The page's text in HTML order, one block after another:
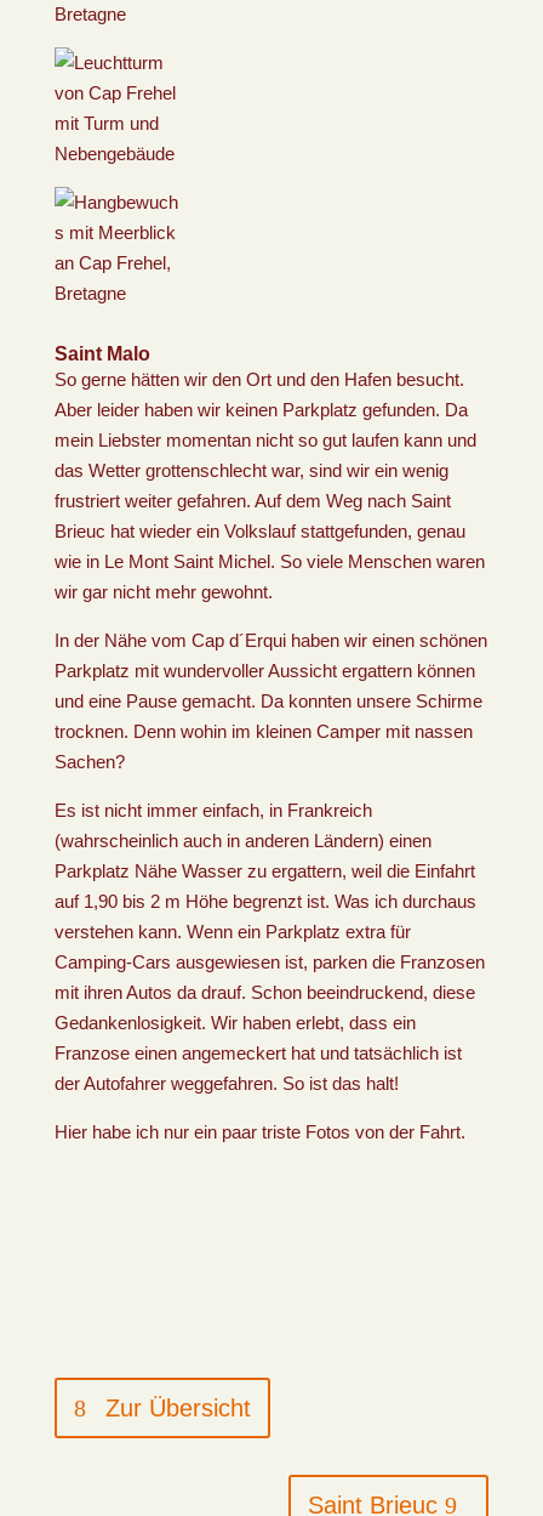
SaintMalo
So gerne hätten wir den Ort und den Hafen besucht.
Aber leider haben wir keinen Parkplatz gefunden. Da
mein Liebster momentan nicht so gut laufen kann und
das Wetter grottenschlecht war, sind wir ein wenig
frustriert weiter gefahren. Auf dem Weg nach Saint
Brieuc hat wieder ein Volkslauf stattgefunden, genau
wie in Le Mont Saint Michel. So viele Menschen waren
wir gar nicht mehr gewohnt.
In der Nähe vom Cap d´Erqui haben wir einen schönen
Parkplatz mit wundervoller Aussicht ergattern können
und eine Pause gemacht. Da konnten unsere Schirme
trocknen. Denn wohin im kleinen Camper mit nassen
Sachen?
Es ist nicht immer einfach, in Frankreich
(wahrscheinlich auch in anderen Ländern) einen
Parkplatz Nähe Wasser zu ergattern, weil die Einfahrt
auf 1,90 bis 2 m Höhe begrenzt ist. Was ich durchaus
verstehen kann. Wenn ein Parkplatz extra für
Camping-Cars ausgewiesen ist, parken die Franzosen
mit ihren Autos da drauf. Schon beeindruckend, diese
Gedankenlosigkeit. Wir haben erlebt, dass ein
Franzose einen angemeckert hat und tatsächlich ist
der Autofahrer weggefahren. So ist das halt!
Hier habe ich nur ein paar triste Fotos von der Fahrt.
Zur Übersicht
Saint Brieuc